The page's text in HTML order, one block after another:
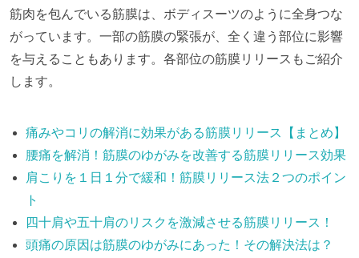
筋肉を包んでいる筋膜は、ボディスーツのように全身つな
がっています。一部の筋膜の緊張が、全く違う部位に影響
を与えることもあります。各部位の筋膜リリースもご紹介
します。
痛みやコリの解消に効果がある筋膜リリース【まとめ】
腰痛を解消！筋膜のゆがみを改善する筋膜リリース効果
肩こりを１日１分で緩和！筋膜リリース法２つのポイン
ト
四十肩や五十肩のリスクを激減させる筋膜リリース！
頭痛の原因は筋膜のゆがみにあった！その解決法は？